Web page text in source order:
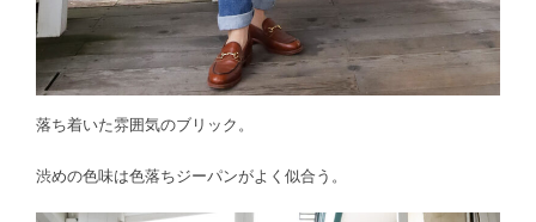
落ち着いた雰囲気のブリック。
渋めの色味は色落ちジーパンがよく似合う。